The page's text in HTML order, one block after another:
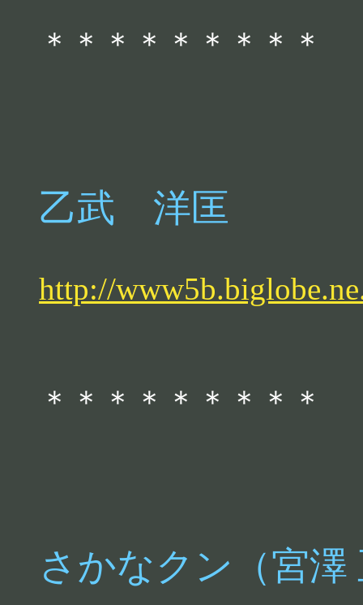
＊＊＊＊＊＊＊＊＊
乙武 洋匡
http://
＊＊＊＊＊＊＊＊＊
さかなクン（宮澤